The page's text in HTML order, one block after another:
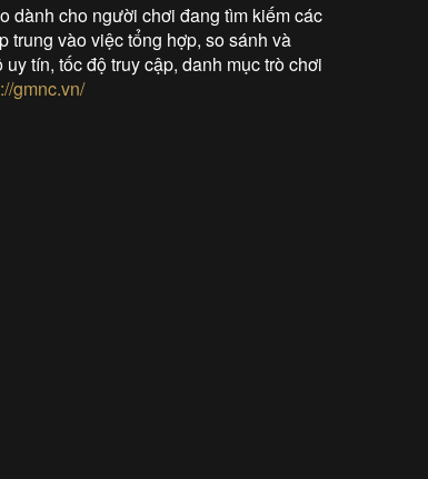
dành cho người chơi đang tìm kiếm các
trung vào việc tổng hợp, so sánh và
tín, tốc độ truy cập, danh mục trò chơi
gmnc.vn/